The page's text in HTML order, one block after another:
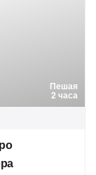
Пешая
2 часа